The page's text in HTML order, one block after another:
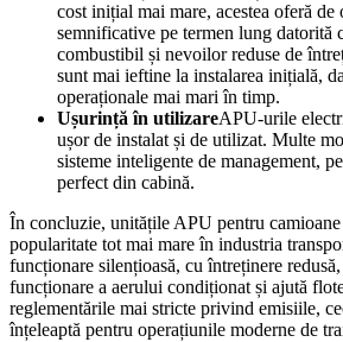
cost inițial mai mare, acestea oferă
semnificative pe termen lung datorită
combustibil și nevoilor reduse de
sunt mai ieftine la instalarea inițială,
operaționale mai mari în timp.
Ușurință în utilizareAPU-urile
ușor de instalat și de utilizat. Multe
sisteme inteligente de management,
perfect din cabină.
În concluzie, unitățile APU pentru
popularitate tot mai mare în industria
funcționare silențioasă, cu întreținere
funcționare a aerului condiționat și ajută
reglementările mai stricte privind emisiile,
înțeleaptă pentru operațiunile moderne de